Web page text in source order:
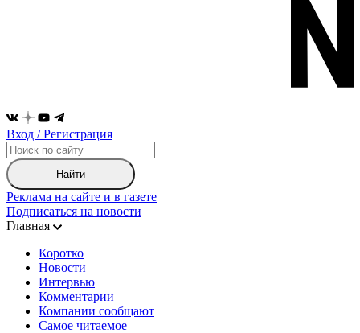
Вход / Регистрация
Найти
Реклама на сайте и в газете
Подписаться на новости
Главная
Коротко
Новости
Интервью
Комментарии
Компании сообщают
Самое читаемое